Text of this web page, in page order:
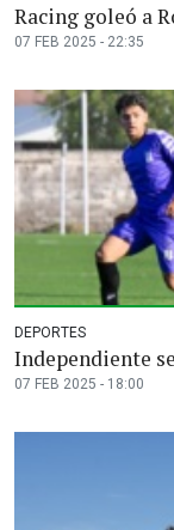
Racing goleó a
07 FEB 2025 - 22:35
DEPORTES
Independiente
07 FEB 2025 - 18:00